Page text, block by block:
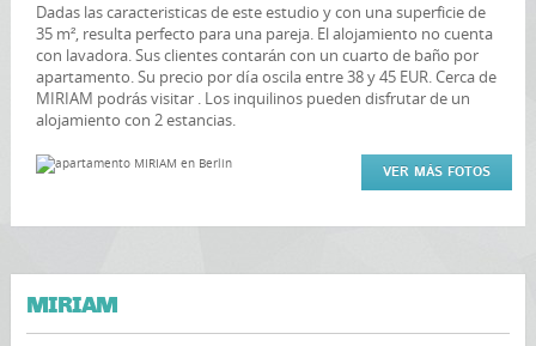
Dadas las caracteristicas de este estudio y con una superficie de
35 m², resulta perfecto para una pareja. El alojamiento no cuenta
con lavadora. Sus clientes contarán con un cuarto de baño por
apartamento. Su precio por día oscila entre 38 y 45 EUR. Cerca de
MIRIAM podrás visitar . Los inquilinos pueden disfrutar de un
alojamiento con 2 estancias.
VER MÁS FOTOS
MIRIAM